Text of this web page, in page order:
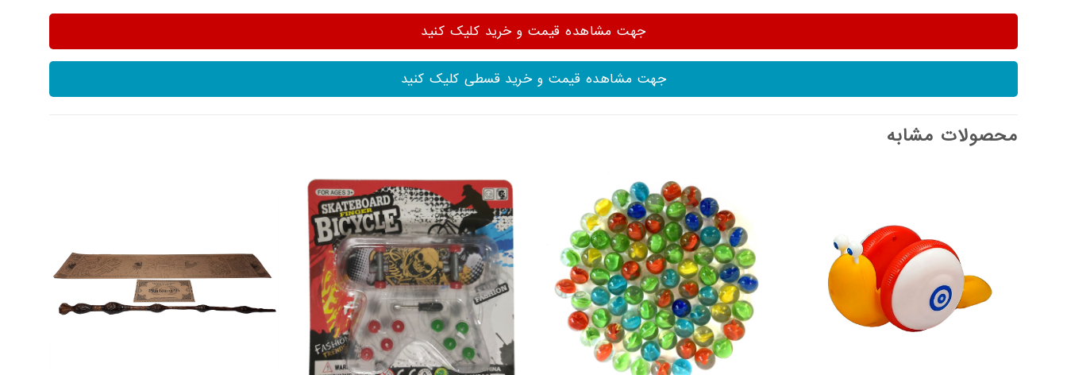
جهت مشاهده قیمت و خرید کلیک کنید
جهت مشاهده قیمت و خرید قسطی کلیک کنید
محصولات مشابه